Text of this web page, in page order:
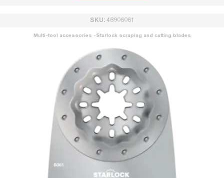
SKU: 48906061
Multi-tool accessories -Starlock scraping and cutting blades